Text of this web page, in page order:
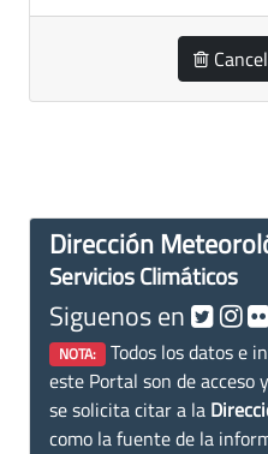
Dirección
Servicios Climáticos
Siguenos en
NOTA: Todos los datos e
este Portal son de acceso
se solicita citar a la
como la fuente de la